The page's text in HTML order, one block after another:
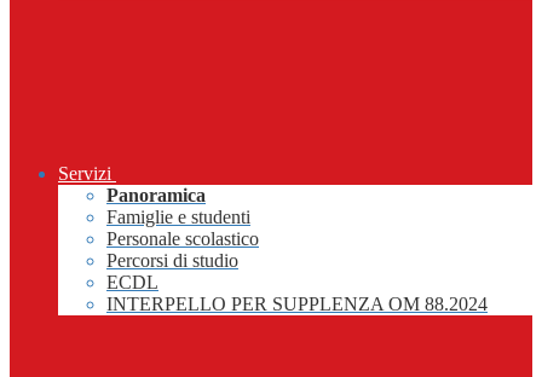
Servizi
Panoramica
Famiglie e studenti
Personale scolastico
Percorsi di studio
ECDL
INTERPELLO PER SUPPLENZA OM 88.2024